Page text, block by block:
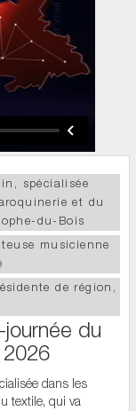
spécialisée
et du
du-Bois
musicienne
de région,
du
dans les
textile, qui va